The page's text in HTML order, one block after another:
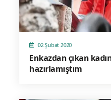
02 Şubat 2020
Enkazdan çıkan
hazırlamıştım